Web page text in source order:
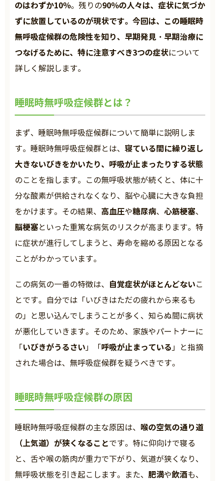
のはわずか10％。残りの90％の人々は、症状に気づか
ずに放置しているのが現状です。今回は、この睡眠時
無呼吸症候群の危険性を知り、早期発見・早期治療に
つなげるために、特に注意すべき3つの症状について
詳しく解説します。
睡眠時無呼吸症候群とは？
まず、睡眠時無呼吸症候群について簡単に説明しま
す。睡眠時無呼吸症候群とは、 寝ている間に繰り返し
大きないびきをかいたり、呼吸が止まったりする状態
のことを指します。この無呼吸状態が続くと、体に十
分な酸素が供給されなくなり、脳や心臓に大きな負担
をかけます。その結果、 高血圧や糖尿病、 心筋梗塞、
脳梗塞といった重篤な病気のリスクが高まります。特
に症状が進行してしまうと、寿命を縮める原因となる
ことがわかっています。
この病気の一番の特徴は、 自覚症状がほとんどないこ
とです。自分では「いびきはただの疲れから来るも
の」と思い込んでしまうことが多く、知らぬ間に病状
が悪化していきます。そのため、家族やパートナーに
「いびきがうるさい」「呼吸が止まっている」と指摘
された場合は、無呼吸症候群を疑うべきです。
睡眠時無呼吸症候群の原因
睡眠時無呼吸症候群の主な原因は、 喉の空気の通り道
（上気道）が狭くなることです。特に仰向けで寝る
と、舌や喉の筋肉が重力で下がり、気道が狭くなり、
無呼吸状態を引き起こします。また、 肥満や飲酒も、